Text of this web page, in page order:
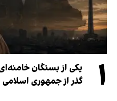
۱
یکی از بستگان
گذر از جمهوری